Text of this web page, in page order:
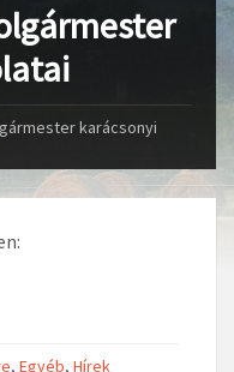
karácsonyi
, Egyéb, Hírek